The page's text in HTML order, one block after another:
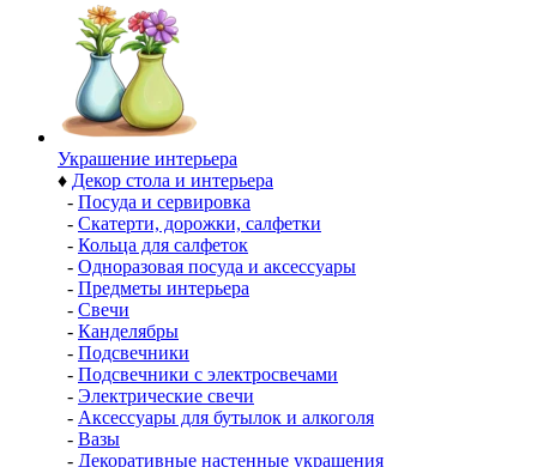
Украшение интерьера
♦ Декор стола и интерьера
- Посуда и сервировка
- Скатерти, дорожки, салфетки
- Кольца для салфеток
- Одноразовая посуда и аксессуары
- Предметы интерьера
- Свечи
- Канделябры
- Подсвечники
- Подсвечники с электросвечами
- Электрические свечи
- Аксессуары для бутылок и алкоголя
- Вазы
- Декоративные настенные украшения